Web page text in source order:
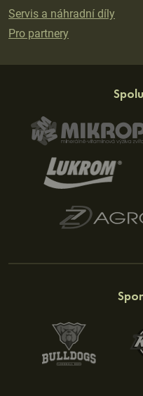
Servis a náhradní díly
Pro partnery